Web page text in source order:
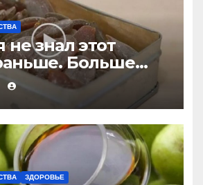
не знал этот
Больше
буду покупать
от кашля!
ЗДОРОВЬЕ